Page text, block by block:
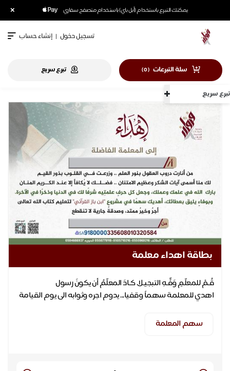
يمكنك التبرع باستخدام (أبل باي) باستخدام متصفح سفاري ×
تبرع سريع
تسجيل دخول | إنشاء حساب
سلة التبرعات (
0
) تبرع سريع
بطاقة اهداء معلمة
اهدي للمعلمة سهماً وقفيا... يدوم اجره وثوابه الى يوم القيامة
سهم المعلمة